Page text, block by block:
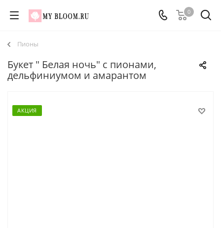
0
Пионы
Букет " Белая ночь" с пионами,
дельфиниумом и амарантом
АКЦИЯ